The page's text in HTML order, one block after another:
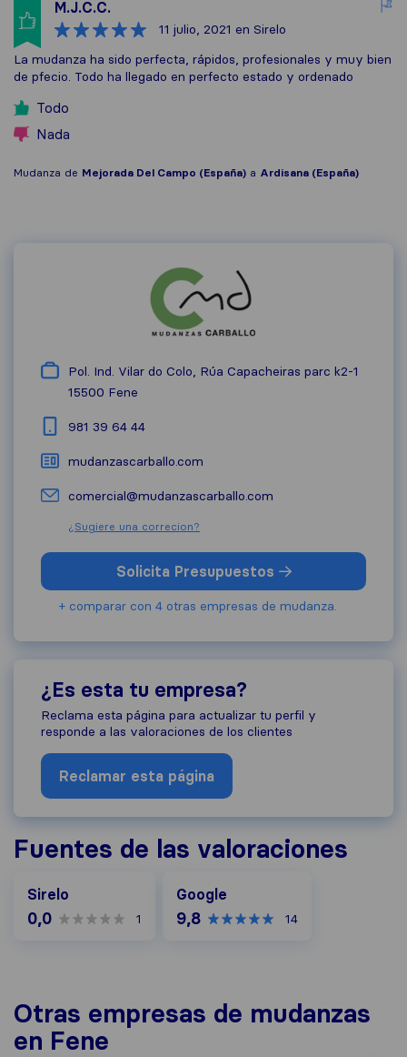
M.J.C.C.
11 julio, 2021 en Sirelo
La mudanza ha sido perfecta, rápidos, profesionales y muy bien
de pfecio. Todo ha llegado en perfecto estado y ordenado
Todo
Nada
Mudanza de Mejorada Del Campo (España) a Ardisana (España)
Pol. Ind. Vilar do Colo, Rúa Capacheiras parc k2-1
15500 Fene
981 39 64 44
mudanzascarballo.com
comercial@mudanzascarballo.com
¿Sugiere una correcion?
Solicita Presupuestos
+ comparar con 4 otras empresas de mudanza.
¿Es esta tu empresa?
Reclama esta página para actualizar tu perfil y
responde a las valoraciones de los clientes
Reclamar esta página
Fuentes de las valoraciones
Sirelo
0,0 1
Google
9,8 14
Otras empresas de mudanzas
en Fene